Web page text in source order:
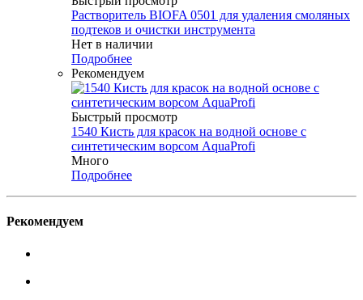
Растворитель BIOFA 0501 для удаления смоляных
подтеков и очистки инструмента
Нет в наличии
Подробнее
Рекомендуем
Быстрый просмотр
1540 Кисть для красок на водной основе с
синтетическим ворсом AquaProfi
Много
Подробнее
Рекомендуем